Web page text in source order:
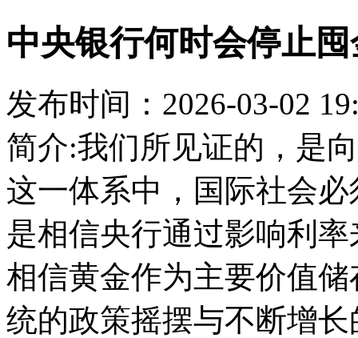
中央银行何时会停止囤
发布时间：2026-03-02
简介:我们所见证的，是
这一体系中，国际社会
是相信央行通过影响利
相信黄金作为主要价值
统的政策摇摆与不断增